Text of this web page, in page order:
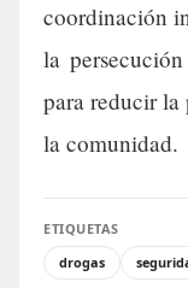
coordinación
la
para reducir la
la comunidad.
ETIQUETAS
drogas